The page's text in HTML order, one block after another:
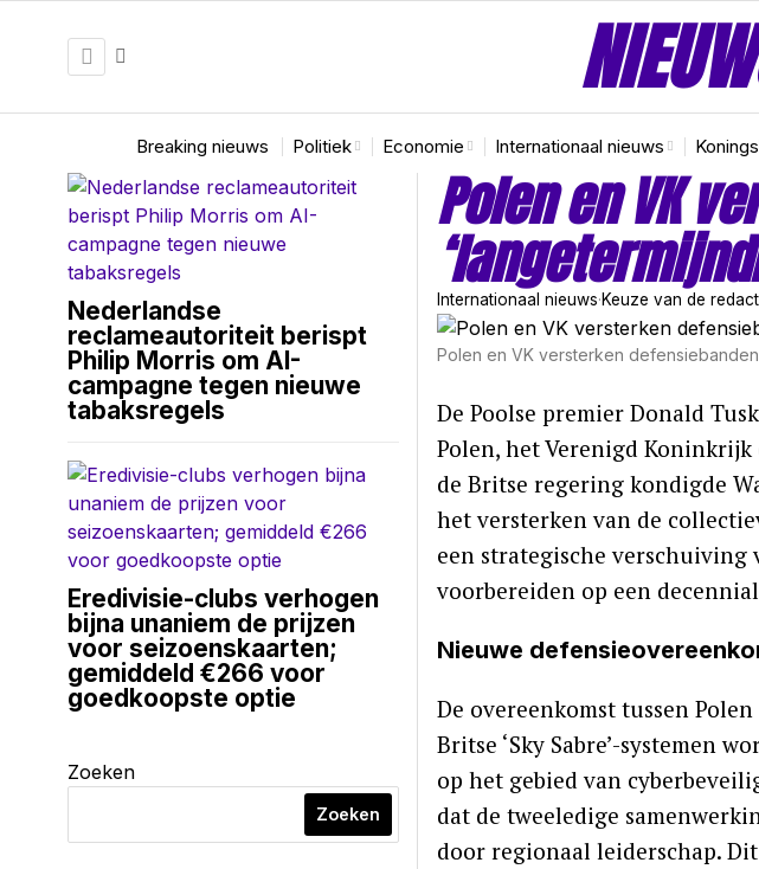
Breaking nieuws Politiek Economie Internationaal nieuws
Polen en VK
Internationaal nieuws·Keuze van de
Polen en VK versterken
De Poolse premier Donald
Polen, het Verenigd
de Britse regering kondigde
het versterken van de
een strategische
voorbereiden op een
Nieuwe
De overeenkomst tussen
Britse ‘Sky Sabre’-systemen
op het gebied van
dat de tweeledige
door regionaal leiderschap.
Nederlandse
reclameautoriteit berispt
Philip Morris om AI-
campagne tegen nieuwe
tabaksregels
Eredivisie-clubs verhogen
bijna unaniem de prijzen
voor seizoenskaarten;
gemiddeld €266 voor
goedkoopste optie
Zoeken
Zoeken